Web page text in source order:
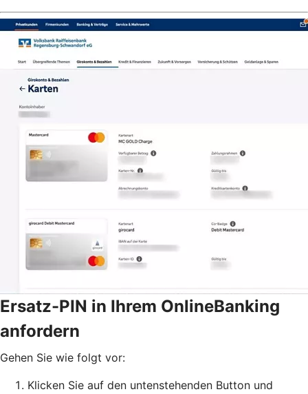
Ersatz-PIN in Ihrem OnlineBanking
anfordern
Gehen Sie wie folgt vor:
Klicken Sie auf den untenstehenden Button und